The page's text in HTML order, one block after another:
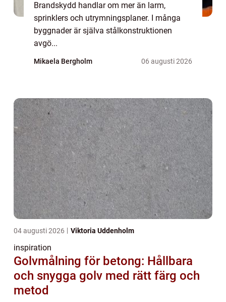
Brandskydd handlar om mer än larm,
sprinklers och utrymningsplaner. I många
byggnader är själva stålkonstruktionen
avgö...
Mikaela Bergholm 06 augusti 2026
04 augusti 2026 Viktoria Uddenholm
inspiration
Golvmålning för betong: Hållbara
och snygga golv med rätt färg och
metod